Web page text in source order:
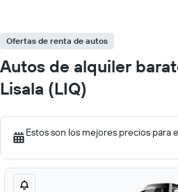
Ofertas de renta de autos
Autos de alquiler
Lisala (LIQ)
Estos son los mejores precios para